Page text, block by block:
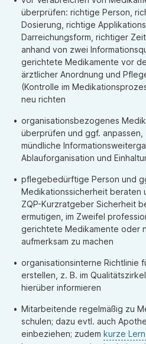
überprüfen: richtige Person,
Dosierung, richtige
Darreichungsform, richtiger
anhand von zwei
gerichtete Medikamente vor
ärztlicher Anordnung und
(Kontrolle im
neu richten
organisationsbezogenes
überprüfen und ggf.
mündliche
Ablauforganisation und
pflegebedürftige Person und
Medikationssicherheit beraten
ZQP-Kurzratgeber Sicherheit
ermutigen, im Zweifel
gerichtete Medikamente oder
aufmerksam zu machen
organisationsinterne Richtlinie
erstellen, z. B. im
hierüber informieren
Mitarbeitende regelmäßig zu
schulen; dazu evtl. auch
einbeziehen; zudem kurze